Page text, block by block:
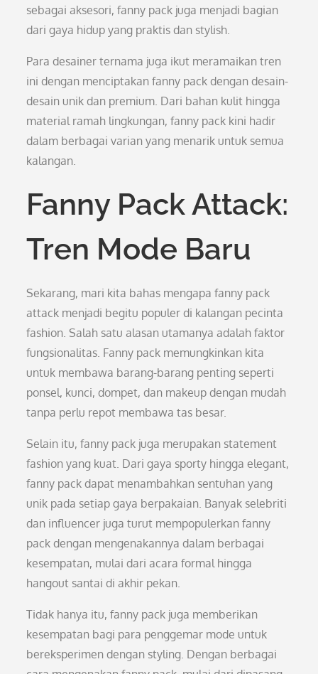
sebagai aksesori, fanny pack juga menjadi bagian
dari gaya hidup yang praktis dan stylish.
Para desainer ternama juga ikut meramaikan tren
ini dengan menciptakan fanny pack dengan desain-
desain unik dan premium. Dari bahan kulit hingga
material ramah lingkungan, fanny pack kini hadir
dalam berbagai varian yang menarik untuk semua
kalangan.
Fanny Pack Attack:
Tren Mode Baru
Sekarang, mari kita bahas mengapa fanny pack
attack menjadi begitu populer di kalangan pecinta
fashion. Salah satu alasan utamanya adalah faktor
fungsionalitas. Fanny pack memungkinkan kita
untuk membawa barang-barang penting seperti
ponsel, kunci, dompet, dan makeup dengan mudah
tanpa perlu repot membawa tas besar.
Selain itu, fanny pack juga merupakan statement
fashion yang kuat. Dari gaya sporty hingga elegant,
fanny pack dapat menambahkan sentuhan yang
unik pada setiap gaya berpakaian. Banyak selebriti
dan influencer juga turut mempopulerkan fanny
pack dengan mengenakannya dalam berbagai
kesempatan, mulai dari acara formal hingga
hangout santai di akhir pekan.
Tidak hanya itu, fanny pack juga memberikan
kesempatan bagi para penggemar mode untuk
bereksperimen dengan styling. Dengan berbagai